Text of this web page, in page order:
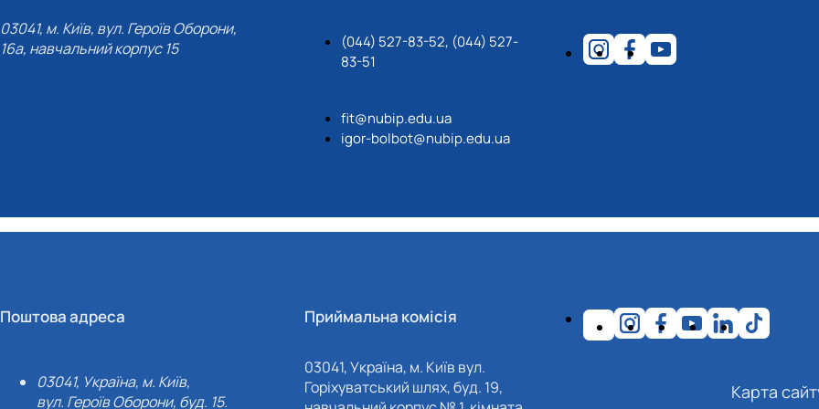
03041, м. Київ, вул. Героїв Оборони,
16а, навчальний корпус 15
(044) 527-83-52, (044) 527-
83-51
fit@nubip.edu.ua
igor-bolbot@nubip.edu.ua
Поштова адреса
03041, Україна, м. Київ,
вул. Героїв Оборони, буд. 15.
Приймальна комісія
03041, Україна, м. Київ вул.
Горіхуватський шлях, буд. 19,
Карта